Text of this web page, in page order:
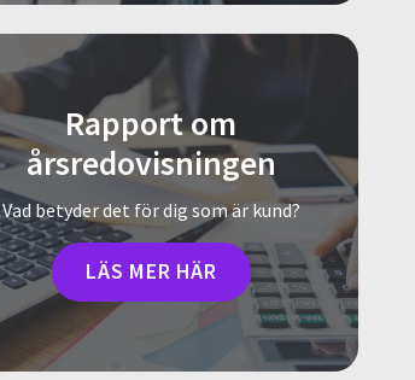
Rapport om
årsredovisningen
Vad betyder det för dig som är kund?
LÄS MER HÄR